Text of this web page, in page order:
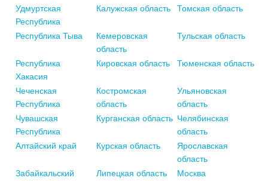
Удмуртская
Республика
Калужская область Томская область
Республика Тыва
Кемеровская
область
Тульская область
Республика
Хакасия
Кировская область Тюменская область
Чеченская
Республика
Костромская
область
Ульяновская
область
Чувашская
Республика
Курганская область Челябинская
область
Алтайский край
Курская область
Ярославская
область
Забайкальский
Липецкая область Москва